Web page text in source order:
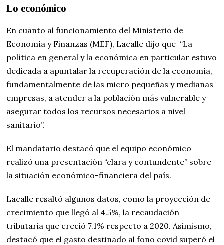
Lo económico
En cuanto al funcionamiento del Ministerio de
Economía y Finanzas (MEF), Lacalle dijo que “La
política en general y la económica en particular estuvo
dedicada a apuntalar la recuperación de la economía,
fundamentalmente de las micro pequeñas y medianas
empresas, a atender a la población más vulnerable y
asegurar todos los recursos necesarios a nivel
sanitario”.
El mandatario destacó que el equipo económico
realizó una presentación “clara y contundente” sobre
la situación económico-financiera del país.
Lacalle resaltó algunos datos, como la proyección de
crecimiento que llegó al 4.5%, la recaudación
tributaria que creció 7.1% respecto a 2020. Asimismo,
destacó que el gasto destinado al fono covid superó el